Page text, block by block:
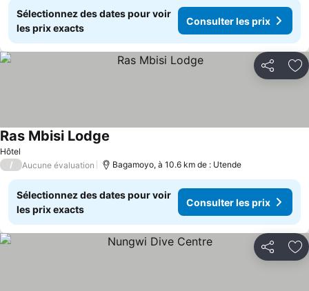
Sélectionnez des dates pour voir
les prix exacts
Consulter les prix
Partager
Hôtel
Ras Mbisi Lodge
/ Aucune évaluation Bagamoyo, à 10.6 km de : Utende
Sélectionnez des dates pour voir
les prix exacts
Consulter les prix
Partager